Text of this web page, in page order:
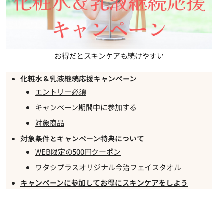
お得だとスキンケアも続けやすい
化粧水＆乳液継続応援キャンペーン
エントリー必須
キャンペーン期間中に参加する
対象商品
対象条件とキャンペーン特典について
WEB限定の500円クーポン
ワタシプラスオリジナル今治フェイスタオル
キャンペーンに参加してお得にスキンケアをしよう